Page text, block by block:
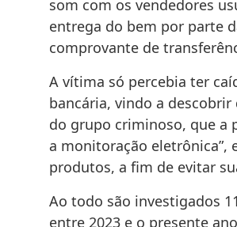
som com os vendedores
entrega do bem por parte
comprovante de
A vítima só percebia ter
bancária, vindo a
do grupo criminoso, que a
a monitoração eletrônica”,
produtos, a fim de evitar
Ao todo são investigados
entre 2023 e o presente